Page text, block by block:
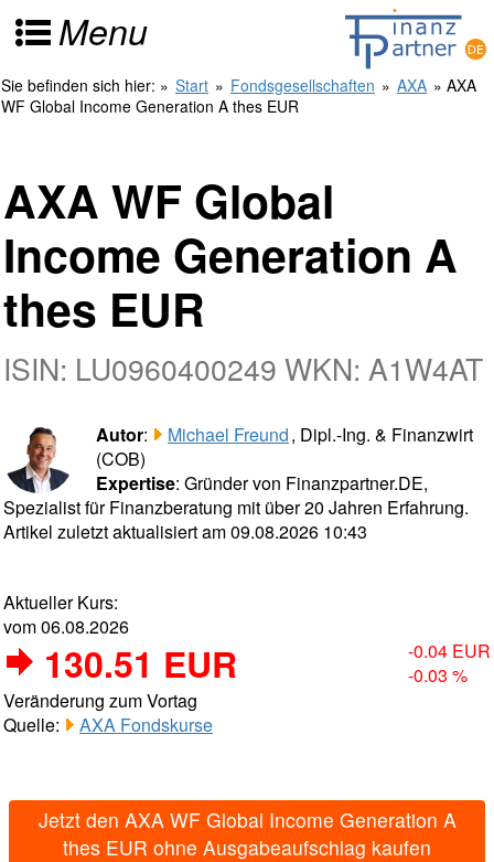
Menu
Sie befinden sich hier: » Start » Fondsgesellschaften » AXA » AXA
WF Global Income Generation A thes EUR
AXA WF Global
Income Generation A
thes EUR
ISIN: LU0960400249 WKN: A1W4AT
Autor: Michael Freund, Dipl.-Ing. & Finanzwirt
(COB)
Expertise: Gründer von Finanzpartner.DE,
Spezialist für Finanzberatung mit über 20 Jahren Erfahrung.
Artikel zuletzt aktualisiert am 09.08.2026 10:43
Aktueller Kurs:
vom 06.08.2026
130.51 EUR
-0.04 EUR
-0.03 %
Veränderung zum Vortag
Quelle:
AXA Fondskurse
Jetzt den AXA WF Global Income Generation A
thes EUR ohne Ausgabeaufschlag kaufen